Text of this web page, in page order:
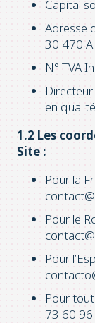
Capital
Adresse
30 470
N° TVA
en
1.2 Les
Site :
Pour la
Pour le
Pour
Pour
73 60